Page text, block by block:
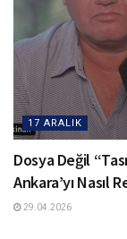
17 ARALIK
Dosya Değil
Ankara’yı Nasıl
29.04.2026